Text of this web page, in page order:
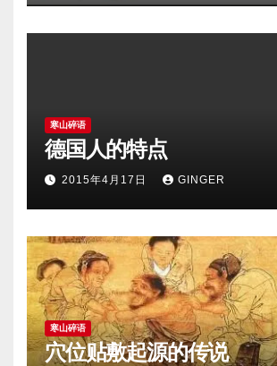
寒山碎语
德国人的特点
2015年4月17日 GINGER
寒山碎语
穴位贴敷起源的传说